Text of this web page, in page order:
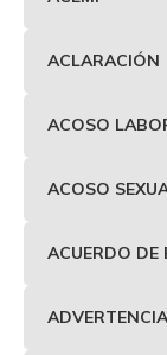
ACLARACIÓN
ACOSO
ACOSO
ACUERDO DE